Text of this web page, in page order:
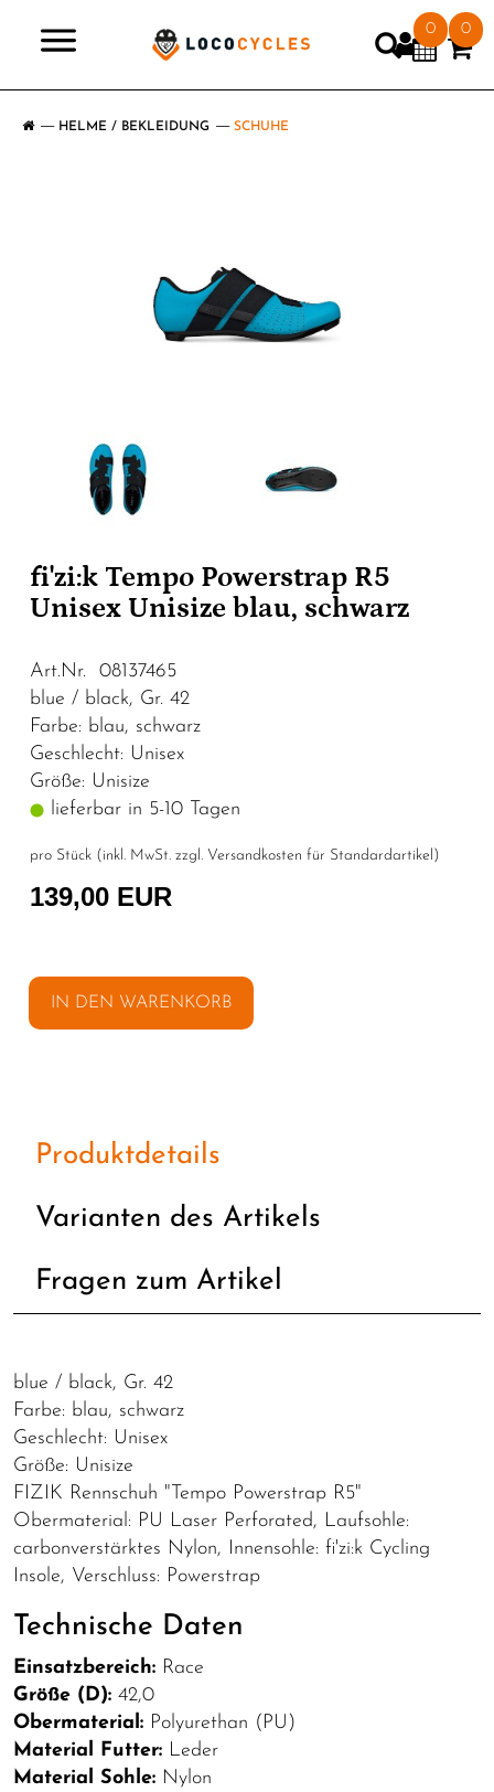
0 0
HELME / BEKLEIDUNG SCHUHE
fi'zi:k Tempo Powerstrap R5
Unisex Unisize blau, schwarz
Art.Nr. 08137465
blue / black, Gr. 42
Farbe: blau, schwarz
Geschlecht: Unisex
Größe: Unisize
lieferbar in 5-10 Tagen
pro Stück (inkl. MwSt. zzgl. Versandkosten für Standardartikel )
139,00 EUR
IN DEN WARENKORB
Produktdetails
Varianten des Artikels
Fragen zum Artikel
blue / black, Gr. 42
Farbe: blau, schwarz
Geschlecht: Unisex
Größe: Unisize
FIZIK Rennschuh "Tempo Powerstrap R5"
Obermaterial: PU Laser Perforated, Laufsohle:
carbonverstärktes Nylon, Innensohle: fi'zi:k Cycling
Insole, Verschluss: Powerstrap
Technische Daten
Einsatzbereich: Race
Größe (D): 42,0
Obermaterial: Polyurethan (PU)
Material Futter: Leder
Material Sohle: Nylon